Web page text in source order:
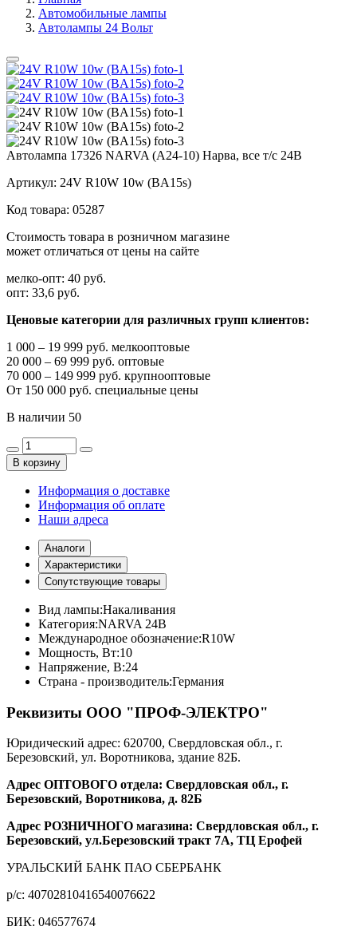
Автомобильные лампы
Автолампы 24 Вольт
Автолампа 17326 NARVA (А24-10) Нарва, все т/с 24В
Артикул: 24V R10W 10w (BA15s)
Код товара: 05287
Стоимость товара в розничном магазине
может отличаться от цены на сайте
мелко-опт: 40 руб.
опт: 33,6 руб.
Ценовые категории для различных групп клиентов:
1 000 – 19 999 руб. мелкооптовые
20 000 – 69 999 руб. оптовые
70 000 – 149 999 руб. крупнооптовые
От 150 000 руб. специальные цены
В наличии 50
В корзину
Информация о доставке
Информация об оплате
Наши адреса
Аналоги
Характеристики
Сопутствующие товары
Вид лампы:Накаливания
Категория:NARVA 24В
Международное обозначение:R10W
Мощность, Вт:10
Напряжение, В:24
Страна - производитель:Германия
Реквизиты ООО "ПРОФ-ЭЛЕКТРО"
Юридический адрес: 620700, Свердловская обл., г.
Березовский, ул. Воротникова, здание 82Б.
Адрес ОПТОВОГО отдела: Свердловская обл., г.
Березовский, Воротникова, д. 82Б
Адрес РОЗНИЧНОГО магазина: Свердловская обл., г.
Березовский, ул.Березовский тракт 7А, ТЦ Ерофей
УРАЛЬСКИЙ БАНК ПАО СБЕРБАНК
р/c: 40702810416540076622
БИК: 046577674